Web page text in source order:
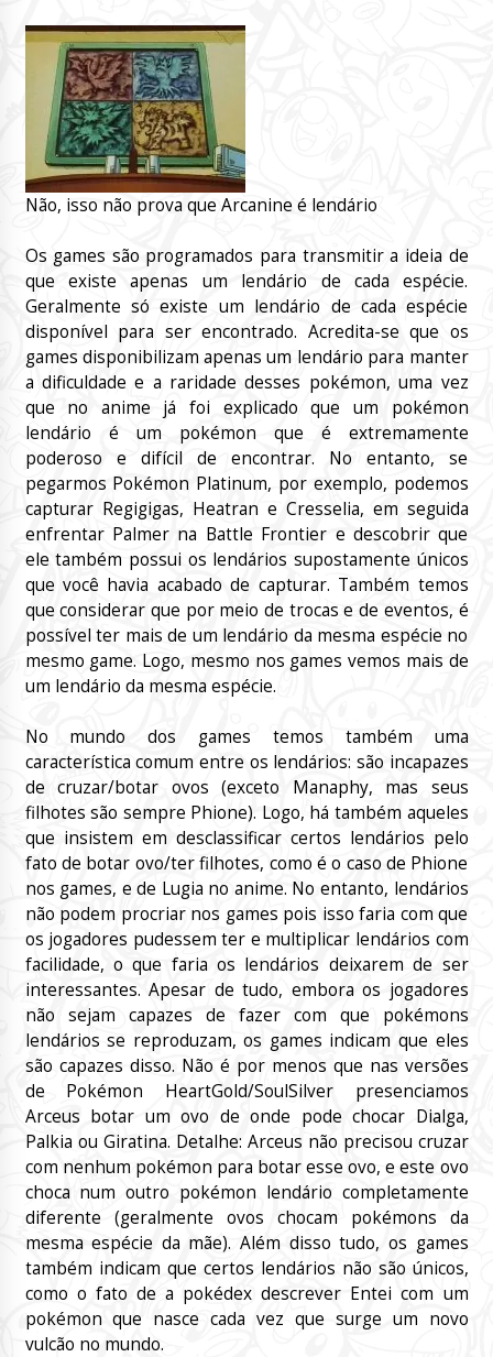
Não, isso não prova que Arcanine é lendário
Os games são programados para transmitir a ideia de
que existe apenas um lendário de cada espécie.
Geralmente só existe um lendário de cada espécie
disponível para ser encontrado. Acredita-se que os
games disponibilizam apenas um lendário para manter
a dificuldade e a raridade desses pokémon, uma vez
que no anime já foi explicado que um pokémon
lendário é um pokémon que é extremamente
poderoso e difícil de encontrar. No entanto, se
pegarmos Pokémon Platinum, por exemplo, podemos
capturar Regigigas, Heatran e Cresselia, em seguida
enfrentar Palmer na Battle Frontier e descobrir que
ele também possui os lendários supostamente únicos
que você havia acabado de capturar. Também temos
que considerar que por meio de trocas e de eventos, é
possível ter mais de um lendário da mesma espécie no
mesmo game. Logo, mesmo nos games vemos mais de
um lendário da mesma espécie.
No mundo dos games temos também uma
característica comum entre os lendários: são incapazes
de cruzar/botar ovos (exceto Manaphy, mas seus
filhotes são sempre Phione). Logo, há também aqueles
que insistem em desclassificar certos lendários pelo
fato de botar ovo/ter filhotes, como é o caso de Phione
nos games, e de Lugia no anime. No entanto, lendários
não podem procriar nos games pois isso faria com que
os jogadores pudessem ter e multiplicar lendários com
facilidade, o que faria os lendários deixarem de ser
interessantes. Apesar de tudo, embora os jogadores
não sejam capazes de fazer com que pokémons
lendários se reproduzam, os games indicam que eles
são capazes disso. Não é por menos que nas versões
de Pokémon HeartGold/SoulSilver presenciamos
Arceus botar um ovo de onde pode chocar Dialga,
Palkia ou Giratina. Detalhe: Arceus não precisou cruzar
com nenhum pokémon para botar esse ovo, e este ovo
choca num outro pokémon lendário completamente
diferente (geralmente ovos chocam pokémons da
mesma espécie da mãe). Além disso tudo, os games
também indicam que certos lendários não são únicos,
como o fato de a pokédex descrever Entei com um
pokémon que nasce cada vez que surge um novo
vulcão no mundo.